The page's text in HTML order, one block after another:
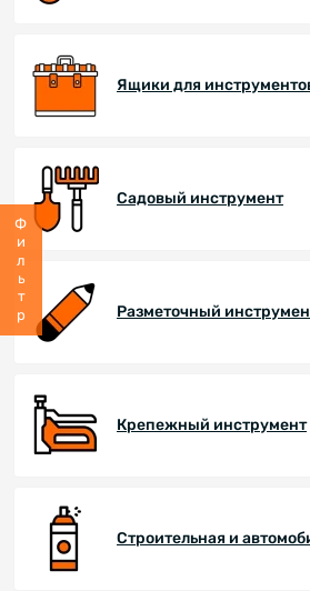
Фильтр
Ящики для
Садовый инструмент
Разметочный
Крепежный инструмент
Строительная и